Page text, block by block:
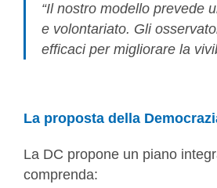
“Il nostro modello prevede
e volontariato. Gli
efficaci per migliorare la
La proposta della
La DC propone un piano
comprenda: